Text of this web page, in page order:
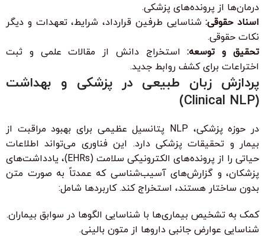
درمان‌ها از پرونده‌های پزشکی.
اسناد حقوقی:شناسایی طرفین قرارداد، شرایط، تعهدات و دیگر
نکات حقوقی.
تحقیق و توسعه:استخراج دانش از مقالات علمی و ثبت
اختراعات برای کشف روابط جدید.
پردازش زبان طبیعی در پزشکی و بهداشت
(Clinical NLP)
در حوزه پزشکی، NLP پتانسیل عظیمی برای بهبود مراقبت از
بیمار و تحقیقات پزشکی دارد. این فناوری می‌تواند اطلاعات
حیاتی را از پرونده‌های الکترونیکی سلامت (EHRs)، یادداشت‌های
پزشکان، و گزارش‌های آسیب‌شناسی که عمدتاً به صورت متن
بدون ساختار هستند، استخراج کند. کاربردها شامل:
کمک به تشخیص بیماری‌ها با شناسایی الگوها در سوابق بیماران.
شناسایی عوارض جانبی داروها از متون بالینی.